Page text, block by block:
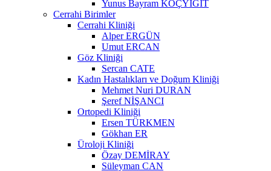
Yunus Bayram KOÇYİĞİT
Cerrahi Birimler
Cerrahi Kliniği
Alper ERGÜN
Umut ERCAN
Göz Kliniği
Sercan CATE
Kadın Hastalıkları ve Doğum Kliniği
Mehmet Nuri DURAN
Şeref NİŞANCI
Ortopedi Kliniği
Ersen TÜRKMEN
Gökhan ER
Üroloji Kliniği
Özay DEMİRAY
Süleyman CAN